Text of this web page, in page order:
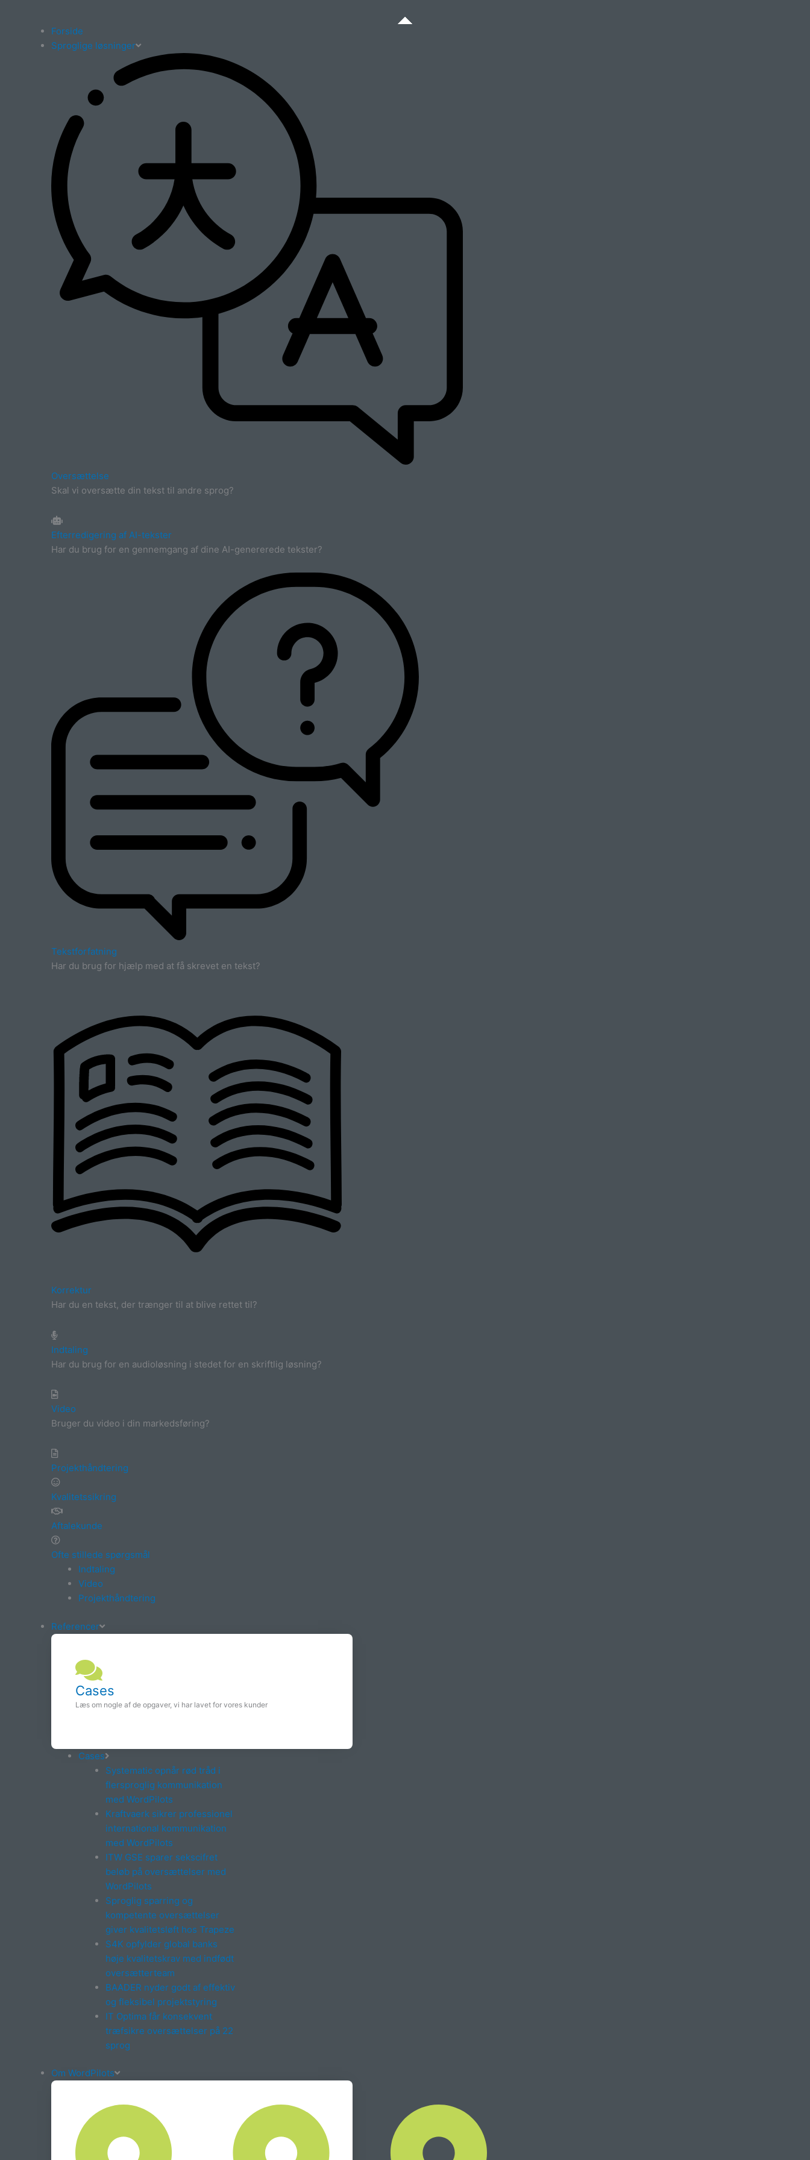
Forside
Sproglige løsninger
Oversættelse
Skal vi oversætte din tekst til andre sprog?
Efterredigering af AI-tekster
Har du brug for en gennemgang af dine AI-genererede tekster?
Tekstforfatning
Har du brug for hjælp med at få skrevet en tekst?
Korrektur
Har du en tekst, der trænger til at blive rettet til?
Indtaling
Har du brug for en audioløsning i stedet for en skriftlig løsning?
Video
Bruger du video i din markedsføring?
Projekthåndtering
Kvalitetssikring
Aftalekunde
Ofte stillede spørgsmål
Indtaling
Video
Projekthåndtering
Referencer
Cases
Læs om nogle af de opgaver, vi har lavet for vores kunder
Cases
Systematic opnår rød tråd i
flersproglig kommunikation
med WordPilots
Kraftvaerk sikrer professionel
international kommunikation
med WordPilots
ITW GSE sparer sekscifret
beløb på oversættelser med
WordPilots
Sproglig sparring og
kompetente oversættelser
giver kvalitetsløft hos Trapeze
S4K opfylder global banks
høje kvalitetskrav med indfødt
oversætterteam
BAADER nyder godt af effektiv
og fleksibel projektstyring
IT Optima får konsekvent
træfsikre oversættelser på 22
sprog
Om WordPilots